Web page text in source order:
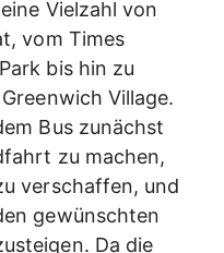
Vielzahl von
vom Times
bis hin zu
Village.
Bus zunächst
zu machen,
verschaffen, und
gewünschten
Da die